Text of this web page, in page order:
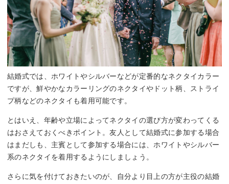
結婚式では、ホワイトやシルバーなどが定番的なネクタイカラー
ですが、鮮やかなカラーリングのネクタイやドット柄、ストライ
プ柄などのネクタイも着用可能です。
とはいえ、年齢や立場によってネクタイの選び方が変わってくる
はおさえておくべきポイント。友人として結婚式に参加する場合
はまだしも、主賓として参加する場合には、ホワイトやシルバー
系のネクタイを着用するようにしましょう。
さらに気を付けておきたいのが、自分より目上の方が主役の結婚